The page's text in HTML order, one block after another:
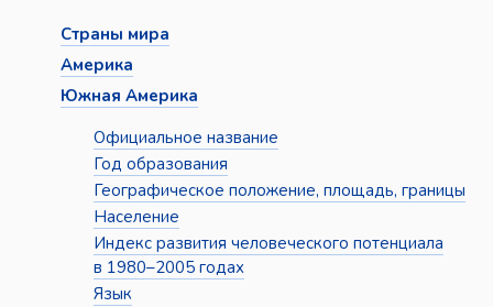
Страны мира
Америка
Южная Америка
Официальное название
Год образования
Географическое положение, площадь, границы
Население
Индекс развития человеческого потенциала
в 1980–2005 годах
Язык